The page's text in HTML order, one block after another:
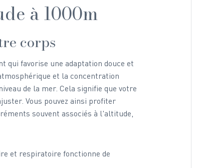
à 1000m
corps
qui favorise une adaptation douce et
et la concentration
de la mer. Cela signifie que votre
Vous pouvez ainsi profiter
souvent associés à l'altitude,
et respiratoire fonctionne de